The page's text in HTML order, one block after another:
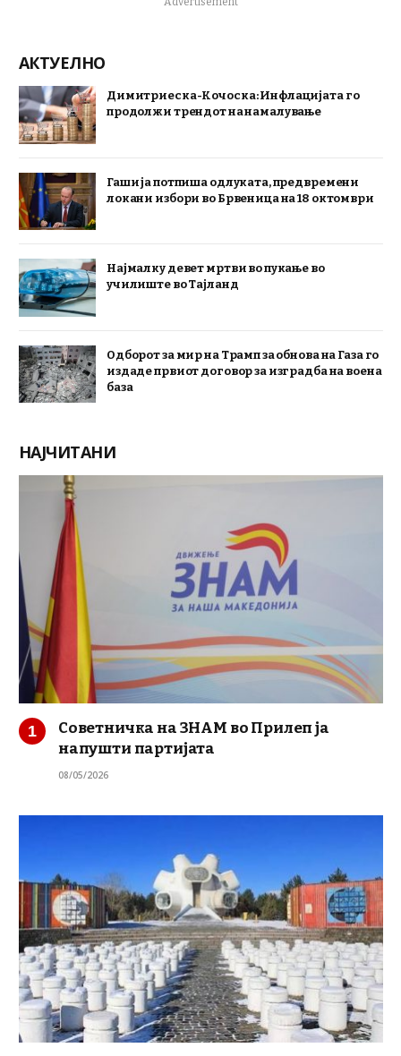
АКТУЕЛНО
Димитриеска-Кочоска: Инфлацијата го
продолжи трендот на намалување
Гаши ја потпиша одлуката, предвремени
локани избори во Брвеница на 18 октомври
Најмалку девет мртви во пукање во
училиште во Тајланд
Одборот за мир на Трамп за обнова на Газа го
издаде првиот договор за изградба на воена
база
НАЈЧИТАНИ
Советничка на ЗНАМ во Прилеп ја
напушти партијата
08/05/2026